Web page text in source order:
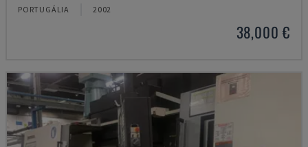
PORTUGÁLIA 2002
38,000 €